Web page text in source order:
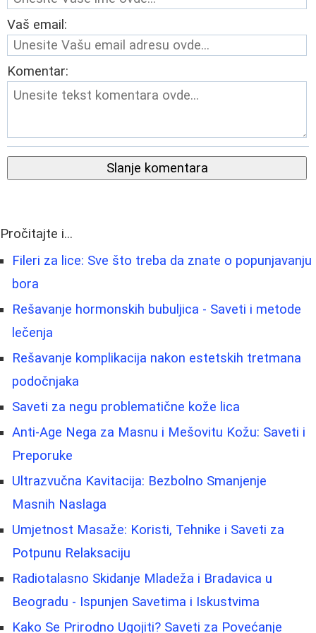
Vaš email:
Komentar:
Slanje komentara
Pročitajte i...
Fileri za lice: Sve što treba da znate o popunjavanju
bora
Rešavanje hormonskih bubuljica - Saveti i metode
lečenja
Rešavanje komplikacija nakon estetskih tretmana
podočnjaka
Saveti za negu problematične kože lica
Anti-Age Nega za Masnu i Mešovitu Kožu: Saveti i
Preporuke
Ultrazvučna Kavitacija: Bezbolno Smanjenje
Masnih Naslaga
Umjetnost Masaže: Koristi, Tehnike i Saveti za
Potpunu Relaksaciju
Radiotalasno Skidanje Mladeža i Bradavica u
Beogradu - Ispunjen Savetima i Iskustvima
Kako Se Prirodno Ugojiti? Saveti za Povećanje